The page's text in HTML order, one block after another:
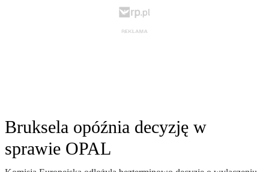
Bruksela opóźnia decyzję w
sprawie OPAL